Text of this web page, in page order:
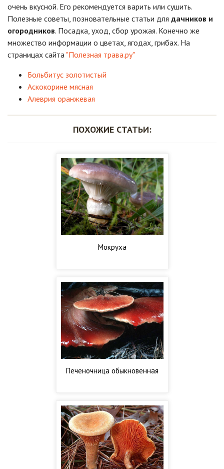
очень вкусной. Его рекомендуется варить или сушить.
Полезные советы, позновательные статьи для дачников и
огородников. Посадка, уход, сбор урожая. Конечно же
множество информации о цветах, ягодах, грибах. На
страницах сайта "Полезная трава.ру"
Больбитус золотистый
Аскокорине мясная
Алеврия оранжевая
ПОХОЖИЕ СТАТЬИ:
Мокруха
Печеночница обыкновенная